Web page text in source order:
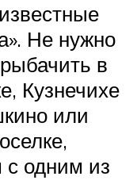
Не нужно
в
Кузнечихе
или
одним из